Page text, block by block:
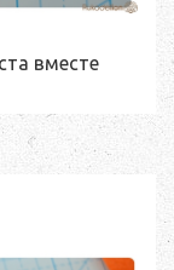
вместе